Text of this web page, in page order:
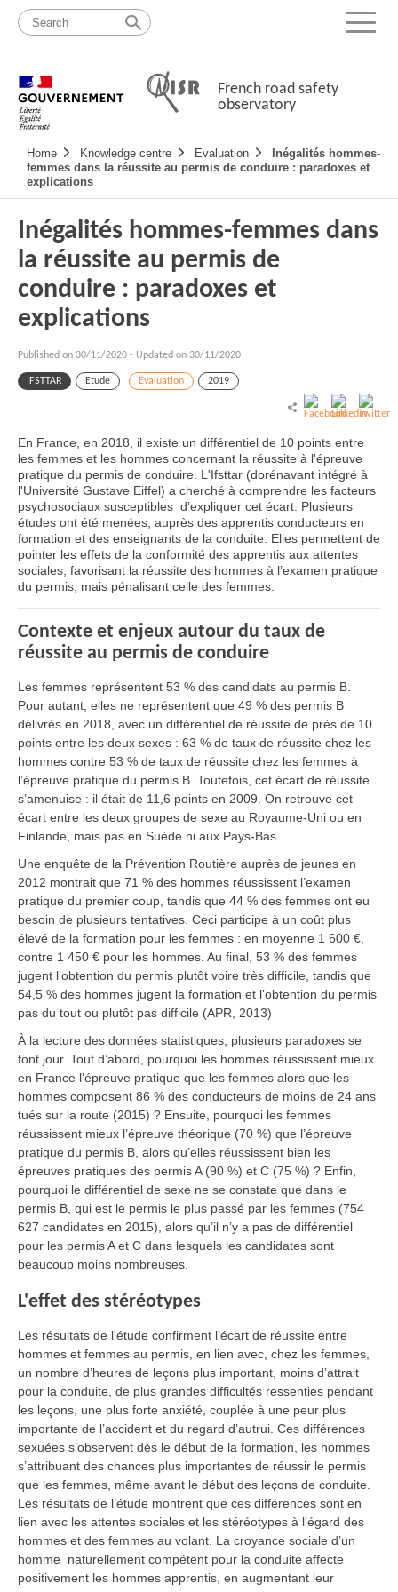
content
map
Menu
French road safety
observatory
Navigation
principale
Home Knowledge centre Evaluation
Inégalités hommes-
femmes dans la réussite au permis de conduire : paradoxes et
explications
Inégalités hommes-femmes dans
la réussite au permis de
conduire : paradoxes et
explications
Published on 30/11/2020 - Updated on 30/11/2020
IFSTTAR Etude Evaluation 2019
En France, en 2018, il existe un différentiel de 10 points entre
les femmes et les hommes concernant la réussite à l'épreuve
pratique du permis de conduire. L'Ifsttar (dorénavant intégré à
l'Université Gustave Eiffel) a cherché à comprendre les facteurs
psychosociaux susceptibles d’expliquer cet écart. Plusieurs
études ont été menées, auprès des apprentis conducteurs en
formation et des enseignants de la conduite. Elles permettent de
pointer les effets de la conformité des apprentis aux attentes
sociales, favorisant la réussite des hommes à l’examen pratique
du permis, mais pénalisant celle des femmes.
Contexte et enjeux autour du taux de
réussite au permis de conduire
Les femmes représentent 53 % des candidats au permis B.
Pour autant, elles ne représentent que 49 % des permis B
délivrés en 2018, avec un différentiel de réussite de près de 10
points entre les deux sexes : 63 % de taux de réussite chez les
hommes contre 53 % de taux de réussite chez les femmes à
l’épreuve pratique du permis B. Toutefois, cet écart de réussite
s’amenuise : il était de 11,6 points en 2009. On retrouve cet
écart entre les deux groupes de sexe au Royaume-Uni ou en
Finlande, mais pas en Suède ni aux Pays-Bas.
Une enquête de la Prévention Routière auprès de jeunes en
2012 montrait que 71 % des hommes réussissent l’examen
pratique du premier coup, tandis que 44 % des femmes ont eu
besoin de plusieurs tentatives. Ceci participe à un coût plus
élevé de la formation pour les femmes : en moyenne 1 600 €,
contre 1 450 € pour les hommes. Au final, 53 % des femmes
jugent l’obtention du permis plutôt voire très difficile, tandis que
54,5 % des hommes jugent la formation et l’obtention du permis
pas du tout ou plutôt pas difficile (APR, 2013)
À la lecture des données statistiques, plusieurs paradoxes se
font jour. Tout d’abord, pourquoi les hommes réussissent mieux
en France l’épreuve pratique que les femmes alors que les
hommes composent 86 % des conducteurs de moins de 24 ans
tués sur la route (2015) ? Ensuite, pourquoi les femmes
réussissent mieux l’épreuve théorique (70 %) que l’épreuve
pratique du permis B, alors qu’elles réussissent bien les
épreuves pratiques des permis A (90 %) et C (75 %) ? Enfin,
pourquoi le différentiel de sexe ne se constate que dans le
permis B, qui est le permis le plus passé par les femmes (754
627 candidates en 2015), alors qu’il n’y a pas de différentiel
pour les permis A et C dans lesquels les candidates sont
beaucoup moins nombreuses.
L'effet des stéréotypes
Les résultats de l'étude confirment l’écart de réussite entre
hommes et femmes au permis, en lien avec, chez les femmes,
un nombre d’heures de leçons plus important, moins d’attrait
pour la conduite, de plus grandes difficultés ressenties pendant
les leçons, une plus forte anxiété, couplée à une peur plus
importante de l’accident et du regard d’autrui. Ces différences
sexuées s’observent dès le début de la formation, les hommes
s’attribuant des chances plus importantes de réussir le permis
que les femmes, même avant le début des leçons de conduite.
Les résultats de l’étude montrent que ces différences sont en
lien avec les attentes sociales et les stéréotypes à l’égard des
hommes et des femmes au volant. La croyance sociale d’un
homme naturellement compétent pour la conduite affecte
positivement les hommes apprentis, en augmentant leur